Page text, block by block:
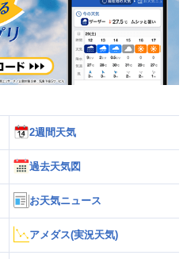
2週間天気
過去天気図
お天気ニュース
アメダス(実況天気)